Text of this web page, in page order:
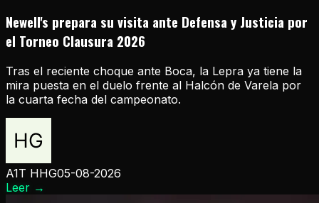
Newell's prepara su visita ante Defensa y Justicia por
el Torneo Clausura 2026
Tras el reciente choque ante Boca, la Lepra ya tiene la
mira puesta en el duelo frente al Halcón de Varela por
la cuarta fecha del campeonato.
A1T HHG05-08-2026
Leer →